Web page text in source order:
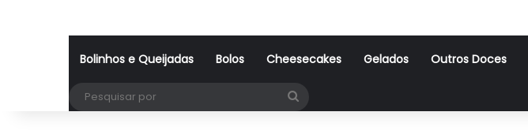
Bolinhos e Queijadas Bolos Cheesecakes Gelados Outros Doces